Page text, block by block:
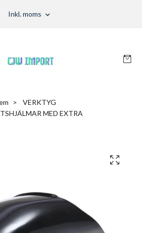
Inkl. moms
VERKTYG
MED EXTRA